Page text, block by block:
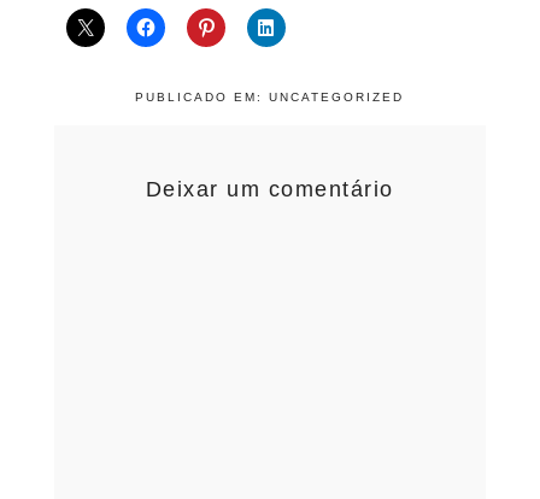
PUBLICADO EM:UNCATEGORIZED
Deixar um comentário